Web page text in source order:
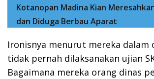
Kotanopan Madina Kian
dan Diduga Berbau Aparat
Ironisnya menurut mereka dalam
tidak pernah dilaksanakan ujian
Bagaimana mereka orang dinas